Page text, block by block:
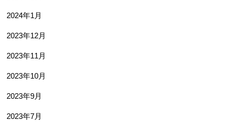
2024年1月
2023年12月
2023年11月
2023年10月
2023年9月
2023年7月